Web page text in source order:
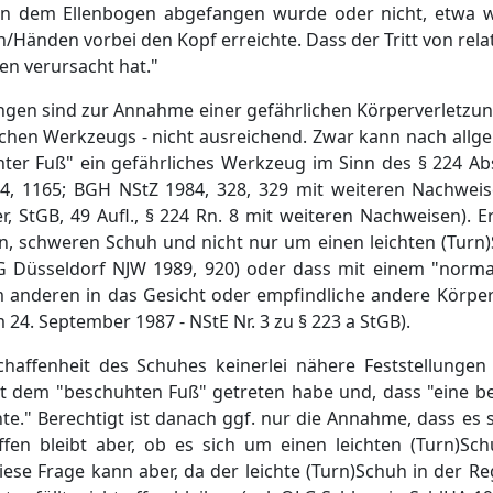
dem Ellenbogen abgefangen wurde oder nicht, etwa
vorbei den Kopf erreichte. Dass der Tritt von
verursacht hat."
sind zur Annahme einer gefährlichen
Werkzeugs - nicht ausreichend. Zwar kann nach
Fuß" ein gefährliches Werkzeug im Sinn des § 224
1165; BGH NStZ 1984, 328, 329 mit weiteren
StGB, 49 Aufl., § 224 Rn. 8 mit weiteren Nachweisen).
schweren Schuh und nicht nur um einen leichten
Düsseldorf NJW 1989, 920) oder dass mit einem
in das Gesicht oder empfindliche andere
September 1987 - NStE Nr. 3 zu § 223 a StGB).
des Schuhes keinerlei nähere
"beschuhten Fuß" getreten habe und, dass "eine
Berechtigt ist danach ggf. nur die Annahme, dass es
bleibt aber, ob es sich um einen leichten
Frage kann aber, da der leichte (Turn)Schuh in der